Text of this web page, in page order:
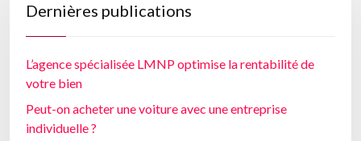
Dernières publications
L’agence spécialisée LMNP optimise la rentabilité de
votre bien
Peut-on acheter une voiture avec une entreprise
individuelle ?